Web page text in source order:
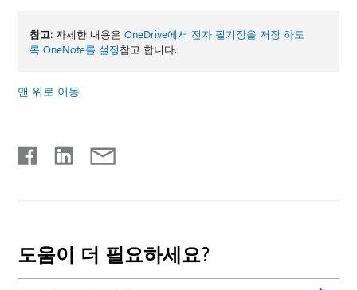
참고: 자세한 내용은 OneDrive에서 전자 필기장을 저장 하도
록 OneNote를 설정참고 합니다.
맨 위로 이동
도움이 더 필요하세요?